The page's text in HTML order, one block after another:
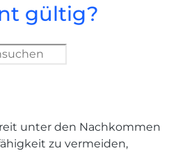
gültig?
unter den Nachkommen
zu vermeiden,